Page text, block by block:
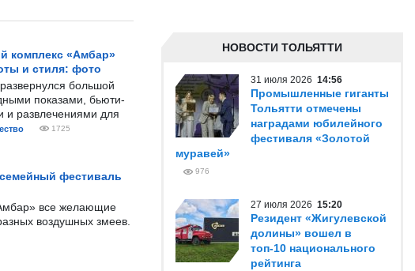
комплекс «Амбар»
и стиля: фото
большой
показами, бьюти-
и развлечениями для
1725
фестиваль
все желающие
воздушных змеев.
НОВОСТИ ТОЛЬЯТТИ
31 июля 2026 14:56
Промышленные гиганты
Тольятти отмечены
наградами юбилейного
фестиваля «Золотой
муравей»
976
27 июля 2026 15:20
Резидент «Жигулевской
долины» вошел в
топ-10 национального
рейтинга